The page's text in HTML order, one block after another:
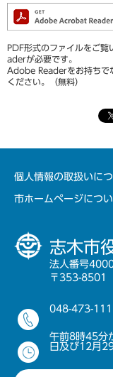
PDF形式のファイルをご
aderが必要です。
Adobe Readerをお持ちで
ください。（無料）
個人情報の取扱いに
市ホームページにつ
志木市
法人番号
〒353-8501
048-473-
午前8時45分
日及び12月